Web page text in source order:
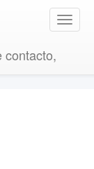
T
o
contacto,